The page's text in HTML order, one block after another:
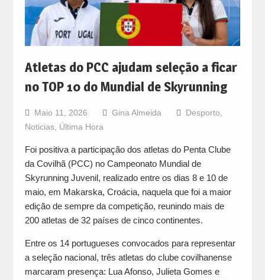
Atletas do PCC ajudam seleção a ficar
no TOP 10 do Mundial de Skyrunning
Maio 11, 2026 Gina Almeida Desporto
Noticias, Última Hora
Foi positiva a participação dos atletas do Penta Clube
da Covilhã (PCC) no Campeonato Mundial de
Skyrunning Juvenil, realizado entre os dias 8 e 10 de
maio, em Makarska, Croácia, naquela que foi a maior
edição de sempre da competição, reunindo mais de
200 atletas de 32 países de cinco continentes.
Entre os 14 portugueses convocados para representar
a seleção nacional, três atletas do clube covilhanense
marcaram presença: Lua Afonso, Julieta Gomes e